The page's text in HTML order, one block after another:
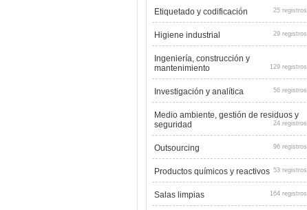
Etiquetado y codificación 25 registros
Higiene industrial 29 registros
Ingeniería, construcción y
mantenimiento
129 registros
Investigación y analítica 56 registros
Medio ambiente, gestión de residuos y
seguridad
24 registros
Outsourcing 96 registros
Productos químicos y reactivos 53 registros
Salas limpias 164 registros